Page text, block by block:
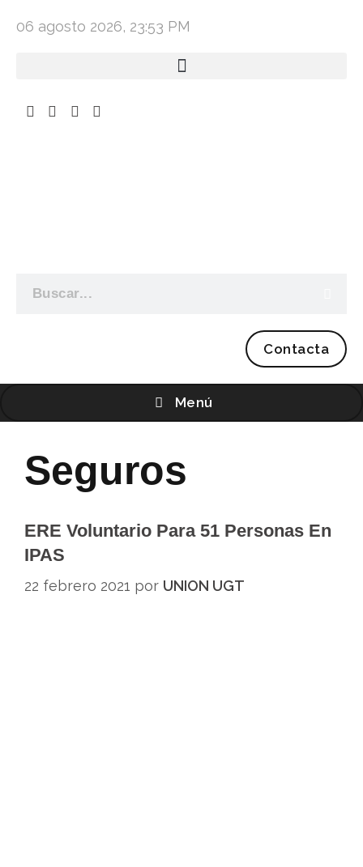
06 agosto 2026, 23:53 PM
Contacta
Menú
Seguros
ERE Voluntario Para 51 Personas En
IPAS
22 febrero 2021 por UNION UGT